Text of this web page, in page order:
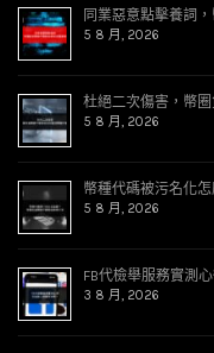
同業惡意點擊養詞
5 8 月, 2026
杜絕二次傷害，幣
5 8 月, 2026
幣種代碼被污名化
5 8 月, 2026
FB代檢舉服務實測
3 8 月, 2026